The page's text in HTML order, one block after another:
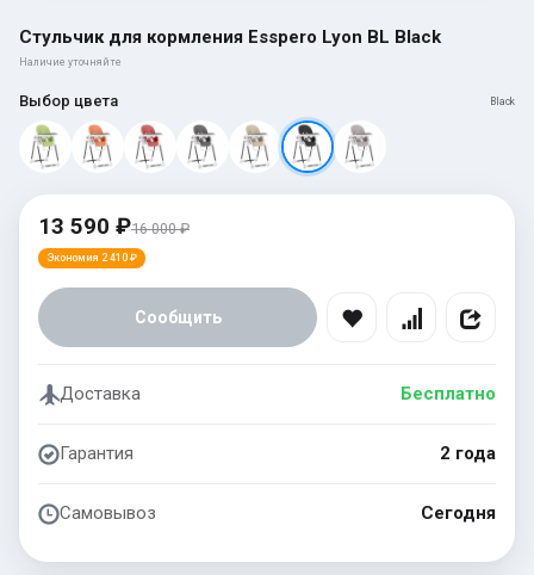
Стульчик для кормления Esspero Lyon BL Black
Наличие уточняйте
Выбор цвета Black
13 590 ₽16 000 ₽
Экономия 2 410 ₽
Сообщить
Доставка Бесплатно
Гарантия 2 года
Самовывоз Сегодня